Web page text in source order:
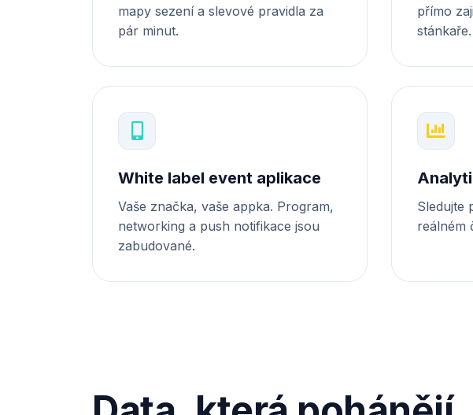
mapy sezení a slevové pravidla za
pár minut.
přímo
stánkaře.
White label event aplikace
Vaše značka, vaše appka. Program,
networking a push notifikace jsou
zabudované.
Sledujte
reálném